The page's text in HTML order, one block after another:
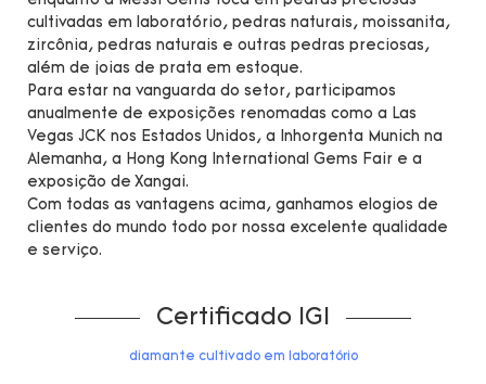
cultivadas em laboratório, pedras naturais, moissanita,
zircônia, pedras naturais e outras pedras preciosas,
além de joias de prata em estoque.
Para estar na vanguarda do setor, participamos
anualmente de exposições renomadas como a Las
Vegas JCK nos Estados Unidos, a Inhorgenta Munich na
Alemanha, a Hong Kong International Gems Fair e a
exposição de Xangai.
Com todas as vantagens acima, ganhamos elogios de
clientes do mundo todo por nossa excelente qualidade
e serviço.
Certificado IGI
diamante cultivado em laboratório